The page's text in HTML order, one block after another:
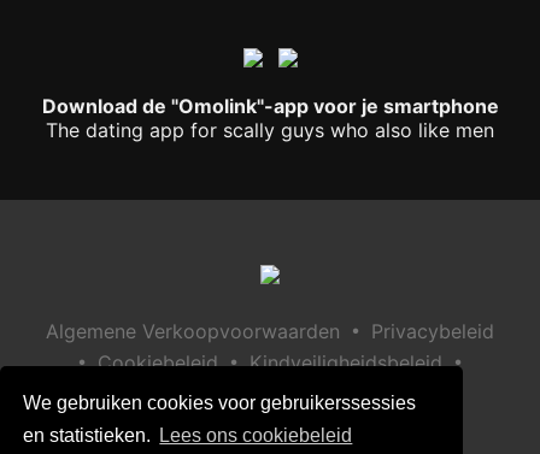
We gebruiken cookies voor gebruikerssessies
en statistieken.
Lees ons cookiebeleid
Download de "Omolink"-app voor je smartphone
The dating app for scally guys who also like men
Algemene Verkoopvoorwaarden • Privacybeleid
• Cookiebeleid • Kindveiligheidsbeleid •
Help / Contact